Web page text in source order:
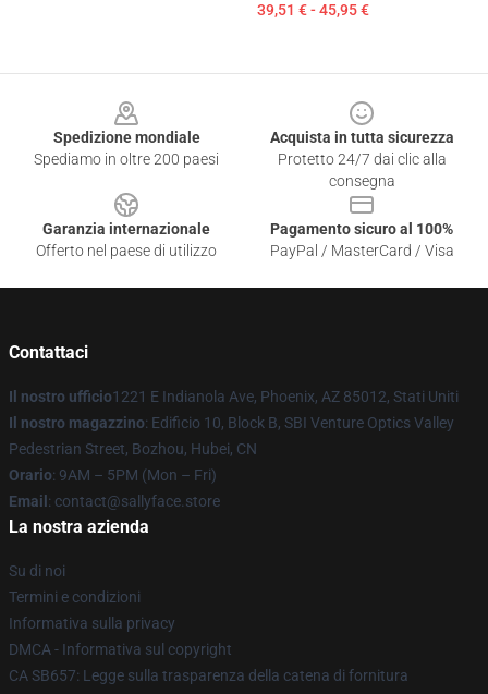
39,51 € - 45,95 €
Spedizione mondiale
Spediamo in oltre 200 paesi
Acquista in tutta sicurezza
Protetto 24/7 dai clic alla
consegna
Garanzia internazionale
Offerto nel paese di utilizzo
Pagamento sicuro al 100%
PayPal / MasterCard / Visa
Contattaci
Il nostro ufficio1221 E Indianola Ave, Phoenix, AZ 85012, Stati Uniti
Il nostro magazzino: Edificio 10, Block B, SBI Venture Optics Valley
Pedestrian Street, Bozhou, Hubei, CN
Orario: 9AM – 5PM (Mon – Fri)
Email : contact@sallyface.store
La nostra azienda
Su di noi
Termini e condizioni
Informativa sulla privacy
DMCA - Informativa sul copyright
CA SB657: Legge sulla trasparenza della catena di fornitura